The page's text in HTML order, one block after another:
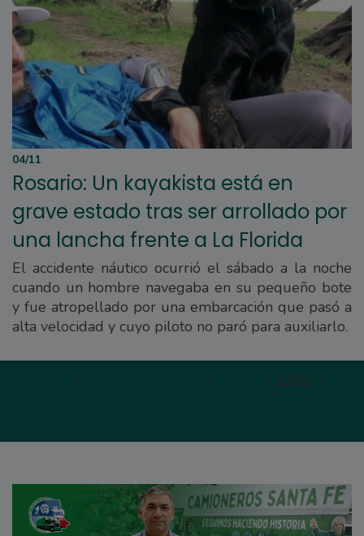
04/11
Rosario: Un kayakista está en
grave estado tras ser arrollado por
una lancha frente a La Florida
El accidente náutico ocurrió el sábado a la noche
cuando un hombre navegaba en su pequeño bote
y fue atropellado por una embarcación que pasó a
alta velocidad y cuyo piloto no paró para auxiliarlo.
| | | | 1325 |